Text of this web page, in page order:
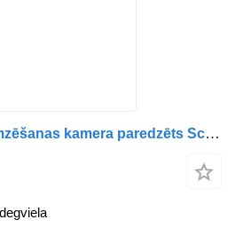
2494058 2378105 bremzēšanas kamera paredzēts Scania L,P,G,R,S-series (2016) vilcēja